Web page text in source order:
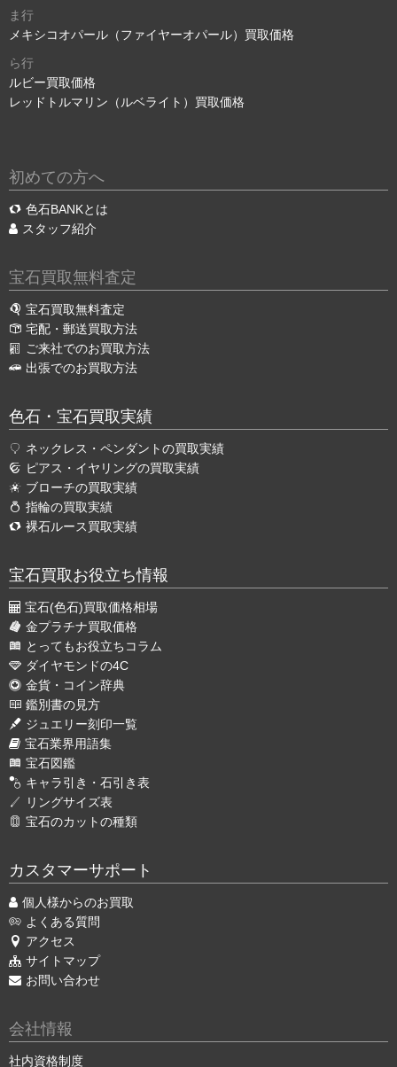
ま行
メキシコオパール（ファイヤーオパール）買取価格
ら行
ルビー買取価格
レッドトルマリン（ルベライト）買取価格
初めての方へ
色石BANKとは
スタッフ紹介
宝石買取無料査定
宝石買取無料査定
宅配・郵送買取方法
ご来社でのお買取方法
出張でのお買取方法
色石・宝石買取実績
ネックレス・ペンダントの買取実績
ピアス・イヤリングの買取実績
ブローチの買取実績
指輪の買取実績
裸石ルース買取実績
宝石買取お役立ち情報
宝石(色石)買取価格相場
金プラチナ買取価格
とってもお役立ちコラム
ダイヤモンドの4C
金貨・コイン辞典
鑑別書の見方
ジュエリー刻印一覧
宝石業界用語集
宝石図鑑
キャラ引き・石引き表
リングサイズ表
宝石のカットの種類
カスタマーサポート
個人様からのお買取
よくある質問
アクセス
サイトマップ
お問い合わせ
会社情報
社内資格制度